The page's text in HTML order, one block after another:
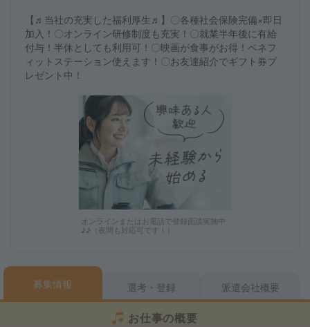
【♬当社の充実した福利厚生♬】〇各種社会保険完備×即日
加入！〇オンライン研修制度も充実！〇就業半年後に有給
付与！半休としても利用可！〇映画が食事がお得！ベネフ
ィットステーション使えます！〇お友達紹介でギフト券プ
レゼント中！
オンラインまたはお電話で登録面談実施中
♪♪（夜間も対応可です！）
募集情報 選考・登録 派遣会社概要
お仕事の概要